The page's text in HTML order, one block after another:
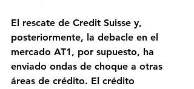
El rescate de Credit Suisse y,
posteriormente, la debacle en el
mercado AT1, por supuesto, ha
enviado ondas de choque a otras
áreas de crédito. El crédito